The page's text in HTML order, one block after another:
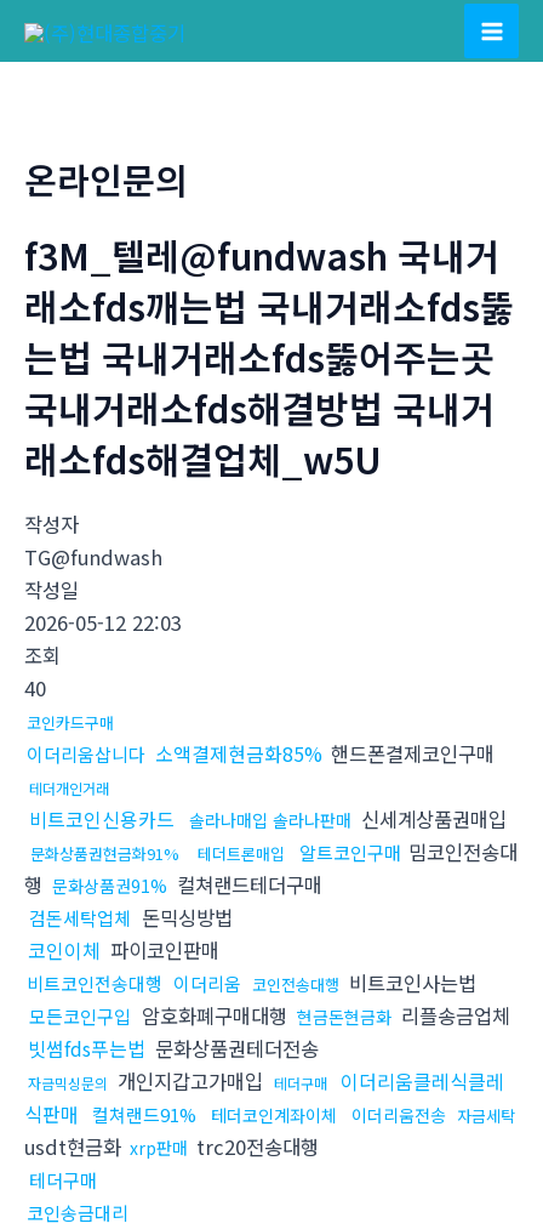
Main
온라인문의
f3M_텔레@fundwash 국내거
래소fds깨는법 국내거래소fds뚫
는법 국내거래소fds뚫어주는곳
국내거래소fds해결방법 국내거
래소fds해결업체_w5U
작성자
TG@fundwash
작성일
2026-05-12 22:03
조회
40
코인카드구매
이더리움삽니다 소액결제현금화85% 핸드폰결제코인구매
테더개인거래
비트코인신용카드 솔라나매입 솔라나판매 신세계상품권매입
문화상품권현금화91% 테더트론매입 알트코인구매 밈코인전송대
행 문화상품권91% 컬쳐랜드테더구매
검돈세탁업체 돈믹싱방법
코인이체 파이코인판매
비트코인전송대행 이더리움 코인전송대행 비트코인사는법
모든코인구입 암호화폐구매대행 현금돈현금화 리플송금업체
빗썸fds푸는법 문화상품권테더전송
자금믹싱문의 개인지갑고가매입 테더구매
이더리움클레식클레
식판매
컬쳐랜드91% 테더코인계좌이체 이더리움전송 자금세탁
usdt현금화 xrp판매 trc20전송대행
테더구매
코인송금대리